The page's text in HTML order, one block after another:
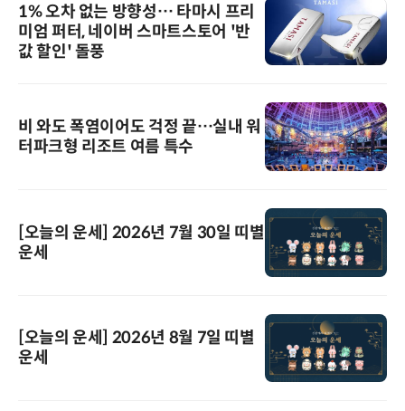
1% 오차 없는 방향성… 타마시 프리
미엄 퍼터, 네이버 스마트스토어 '반
값 할인' 돌풍
비 와도 폭염이어도 걱정 끝…실내 워
터파크형 리조트 여름 특수
[오늘의 운세] 2026년 7월 30일 띠별
운세
[오늘의 운세] 2026년 8월 7일 띠별
운세